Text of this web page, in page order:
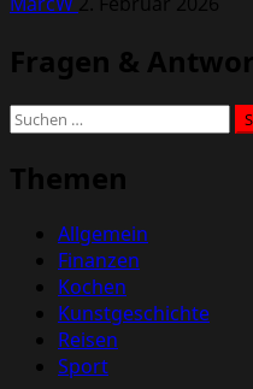
Fragen &
Suchen
nach:
Themen
Allgemein
Finanzen
Kochen
Kunstgeschichte
Reisen
Sport